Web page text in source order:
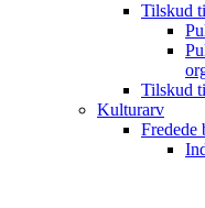
Tilskud
Tilskud
Kulturarv
Fredede